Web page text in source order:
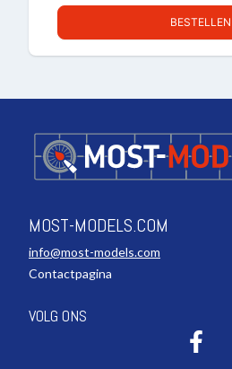
BESTELLEN
MOST-MODELS.COM
info@most-models.com
Contactpagina
VOLG ONS